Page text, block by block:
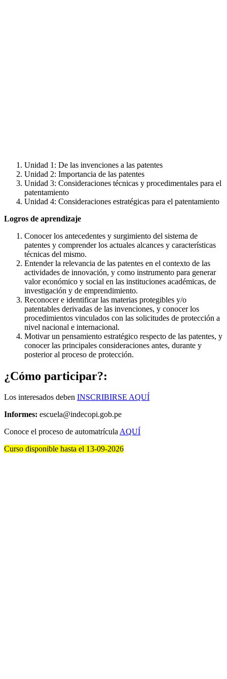
Unidad 1: De las invenciones a las patentes
Unidad 2: Importancia de las patentes
Unidad 3: Consideraciones técnicas y procedimentales para el
patentamiento
Unidad 4: Consideraciones estratégicas para el patentamiento
Logros de aprendizaje
Conocer los antecedentes y surgimiento del sistema de
patentes y comprender los actuales alcances y características
técnicas del mismo.
Entender la relevancia de las patentes en el contexto de las
actividades de innovación, y como instrumento para generar
valor económico y social en las instituciones académicas, de
investigación y de emprendimiento.
Reconocer e identificar las materias protegibles y/o
patentables derivadas de las invenciones, y conocer los
procedimientos vinculados con las solicitudes de protección a
nivel nacional e internacional.
Motivar un pensamiento estratégico respecto de las patentes, y
conocer las principales consideraciones antes, durante y
posterior al proceso de protección.
¿Cómo participar?:
Los interesados deben INSCRIBIRSE AQUÍ
Informes: escuela@indecopi.gob.pe
Conoce el proceso de automatrículaAQUÍ
Curso disponible hasta el 13-09-2026